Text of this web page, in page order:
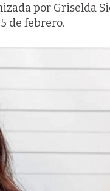
por Griselda
de febrero.